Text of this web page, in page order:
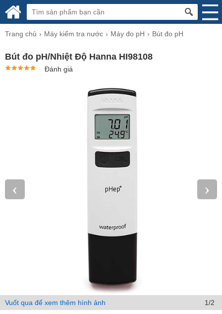
Trang chủ Máy kiểm tra nước Máy đo pH Bút đo pH
Bút đo pH/Nhiệt Độ Hanna HI98108
Đánh giá
‹ ›
Vuốt qua để xem thêm hình ảnh 1/2